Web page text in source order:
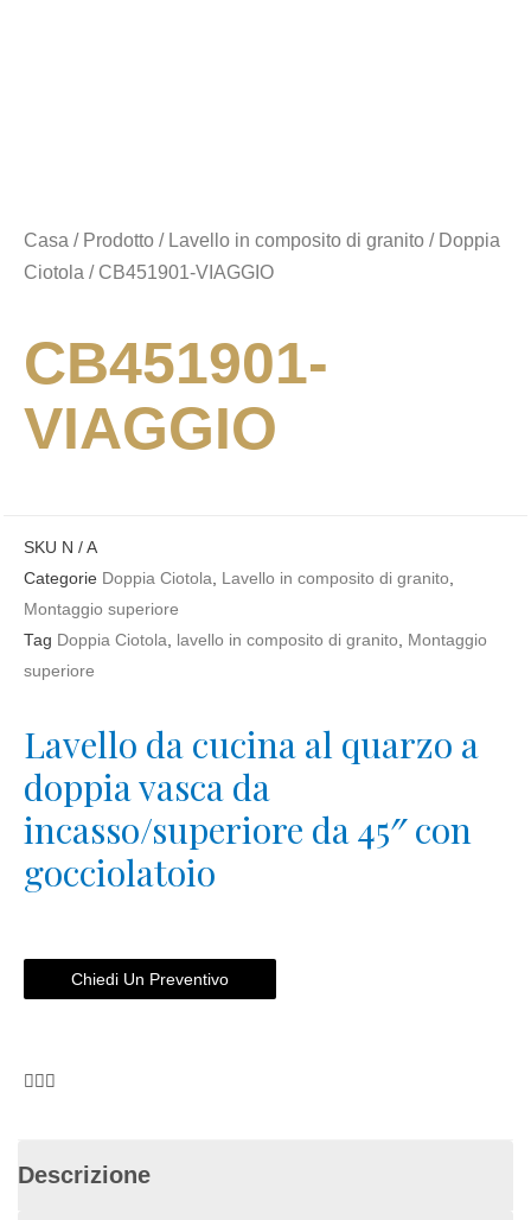
Casa / Prodotto / Lavello in composito di granito / Doppia
Ciotola / CB451901-VIAGGIO
CB451901-
VIAGGIO
SKU N / A
Categorie Doppia Ciotola Lavello in composito di granito
Montaggio superiore
Tag Doppia Ciotola lavello in composito di granito
Montaggio
superiore
Lavello da cucina al quarzo a
doppia vasca da
incasso/superiore da 45″ con
gocciolatoio
Chiedi Un Preventivo
Descrizione